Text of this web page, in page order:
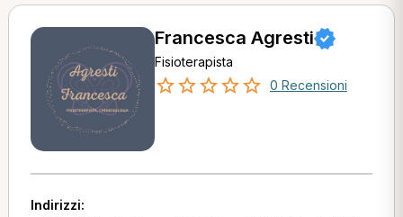
Francesca Agresti
Fisioterapista
0 Recensioni
Indirizzi: